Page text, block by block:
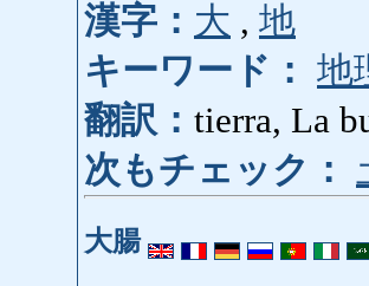
漢字： 大 , 地
キーワード： 地
翻訳： tierra, La
次もチェック：
大腸